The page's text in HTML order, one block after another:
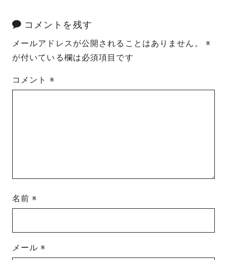
コメントを残す
メールアドレスが公開されることはありません。
※
が付いている欄は必須項目です
コメント ※
名前※
メール※